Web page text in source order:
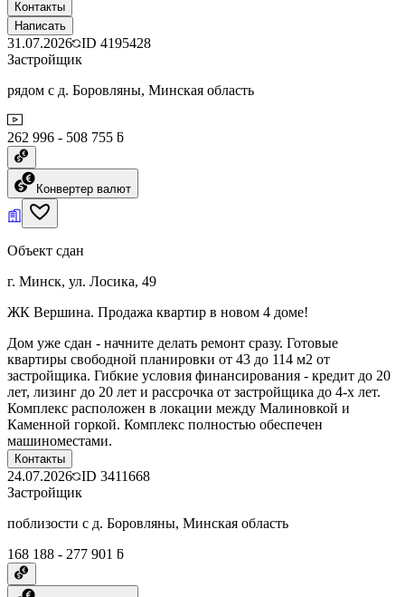
Контакты
Написать
31.07.2026 ID 4195428
Застройщик
рядом с д. Боровляны, Минская область
262 996 - 508 755 ƃ
Конвертер валют
Объект сдан
г. Минск, ул. Лосика, 49
ЖК Вершина. Продажа квартир в новом 4 доме!
Дом уже сдан - начните делать ремонт сразу. Готовые
квартиры свободной планировки от 43 до 114 м2 от
застройщика. Гибкие условия финансирования - кредит до 20
лет, лизинг до 20 лет и рассрочка от застройщика до 4-х лет.
Комплекс расположен в локации между Малиновкой и
Каменной горкой. Комплекс полностью обеспечен
машиноместами.
Контакты
24.07.2026 ID 3411668
Застройщик
поблизости с д. Боровляны, Минская область
168 188 - 277 901 ƃ